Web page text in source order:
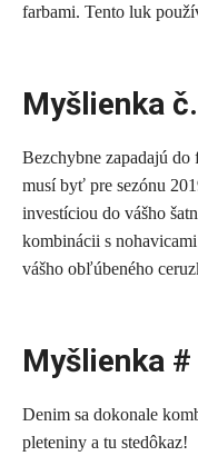
farbami. Tento luk
Myšlienka
Bezchybne zapadajú do
musí byť pre sezónu
investíciou do vášho
kombinácii s
vášho obľúbeného
Myšlienka #
Denim sa dokonale
pleteniny a tu stedôkaz!